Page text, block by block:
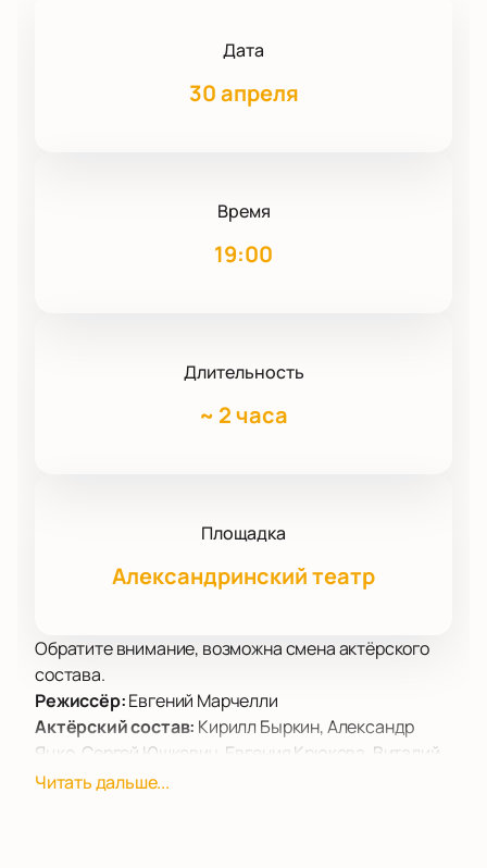
Дата
30 апреля
Время
19:00
Длительность
~ 2 часа
Площадка
Александринский театр
Обратите внимание, возможна смена актёрского
состава.
Режиссёр:Евгений Марчелли
Актёрский состав: Кирилл Быркин, Александр
Яцко, Сергей Юшкевич, Евгения Крюкова, Виталий
Кищенко, Анна Галинова, Анастасия Белова, Митя
Читать дальше...